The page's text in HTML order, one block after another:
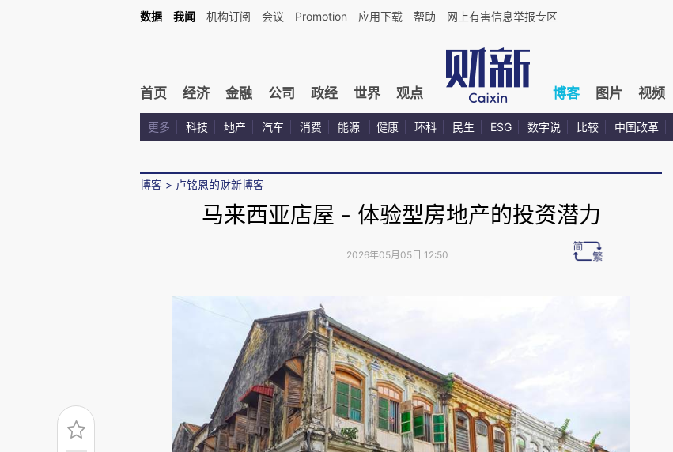
数据 我闻 机构订阅 会议 Promotion 应用下载 帮助 网上有害信息举报专区
首页 经济 金融 公司 政经 世界 观点 博客 图片 视频
更多 科技 地产 汽车 消费 能源 健康 环科 民生 ESG 数字说 比较 中国改革
博客 > 卢铭恩的财新博客
马来西亚店屋 - 体验型房地产的投资潜力
2026年05月05日 12:50